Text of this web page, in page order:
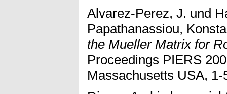
Alvarez-Perez, J. und
Papathanassiou,
the Mueller Matrix for
Proceedings PIERS
Massachusetts USA,